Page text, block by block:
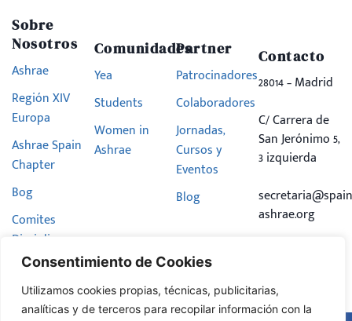
Consentimiento de Cookies
Utilizamos cookies propias, técnicas, publicitarias,
analíticas y de terceros para recopilar información con la
Sobre
Nosotros
Ashrae
Región XIV
Europa
Ashrae Spain
Chapter
Bog
Comites
Disciplinares
Hazte
Miembro
Comunidades
Yea
Students
Women in
Ashrae
Partner
Patrocinadores
Colaboradores
Jornadas,
Cursos y
Eventos
Blog
Contacto
28014 – Madrid
C/ Carrera de
San Jerónimo 5,
3 izquierda
ashrae.org